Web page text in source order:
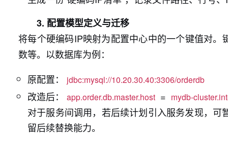
3. 配置模型定义与迁移
将每个硬编码IP映射为配置中心中的一个键值对。
数等。以数据库为例：
原配置：
jdbc:mysql://10.20.30.40:3306/orderdb
改造后： app.order.db.master.host = mydb-
对于服务间调用，若后续计划引入服务发现，
留后续替换能力。